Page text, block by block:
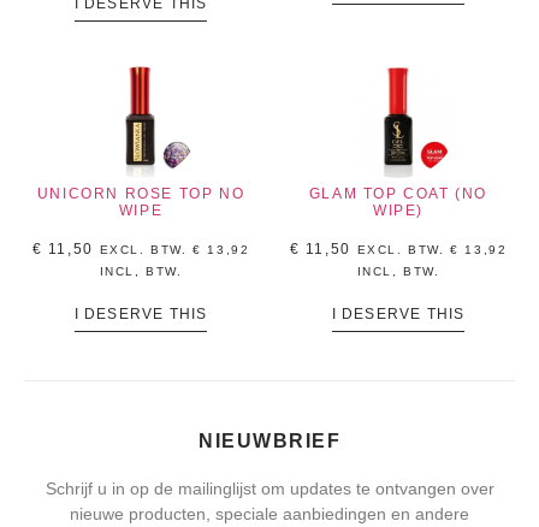
UNICORN ROSE TOP NO
WIPE
€ 11,50 EXCL. BTW.€
13,92
INCL, BTW.
I DESERVE THIS
GLAM TOP COAT (NO
WIPE)
€ 11,50 EXCL. BTW.€
13,92
INCL, BTW.
I DESERVE THIS
NIEUWBRIEF
Schrijf u in op de mailinglijst om updates te ontvangen over
nieuwe producten, speciale aanbiedingen en andere